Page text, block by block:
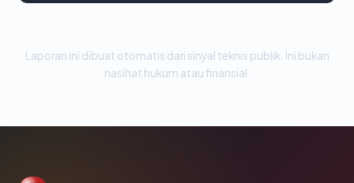
Laporan ini dibuat otomatis dari sinyal teknis publik. Ini bukan
nasihat hukum atau finansial.